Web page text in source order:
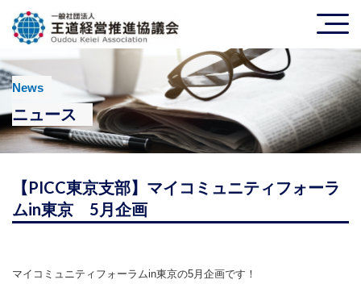
News
ニュース
【PICC東京支部】マイコミュニティフォーラ
ムin東京 5月企画
マイコミュニティフォーラムin東京の5月企画です！